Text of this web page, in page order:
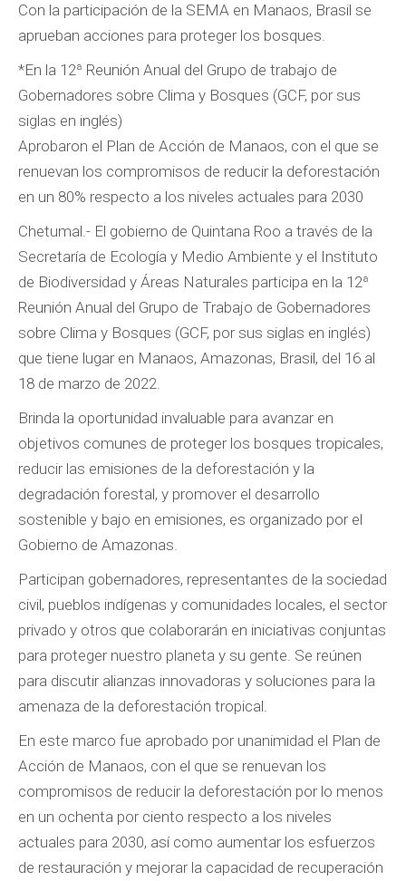
Con la participación de la SEMA en Manaos, Brasil se
aprueban acciones para proteger los bosques.
*En la 12ª Reunión Anual del Grupo de trabajo de
Gobernadores sobre Clima y Bosques (GCF, por sus
siglas en inglés)
Aprobaron el Plan de Acción de Manaos, con el que se
renuevan los compromisos de reducir la deforestación
en un 80% respecto a los niveles actuales para 2030
Chetumal.- El gobierno de Quintana Roo a través de la
Secretaría de Ecología y Medio Ambiente y el Instituto
de Biodiversidad y Áreas Naturales participa en la 12ª
Reunión Anual del Grupo de Trabajo de Gobernadores
sobre Clima y Bosques (GCF, por sus siglas en inglés)
que tiene lugar en Manaos, Amazonas, Brasil, del 16 al
18 de marzo de 2022.
Brinda la oportunidad invaluable para avanzar en
objetivos comunes de proteger los bosques tropicales,
reducir las emisiones de la deforestación y la
degradación forestal, y promover el desarrollo
sostenible y bajo en emisiones, es organizado por el
Gobierno de Amazonas.
Participan gobernadores, representantes de la sociedad
civil, pueblos indígenas y comunidades locales, el sector
privado y otros que colaborarán en iniciativas conjuntas
para proteger nuestro planeta y su gente. Se reúnen
para discutir alianzas innovadoras y soluciones para la
amenaza de la deforestación tropical.
En este marco fue aprobado por unanimidad el Plan de
Acción de Manaos, con el que se renuevan los
compromisos de reducir la deforestación por lo menos
en un ochenta por ciento respecto a los niveles
actuales para 2030, así como aumentar los esfuerzos
de restauración y mejorar la capacidad de recuperación